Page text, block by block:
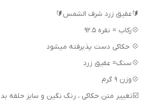
🔰عقیق زرد شرف الشمس🔰
💠رکاب = نقره 92.5
💠 حکاکی دست پذیرفته میشود
💠سنگ= عقیق زرد
💠وزن 9 گرم